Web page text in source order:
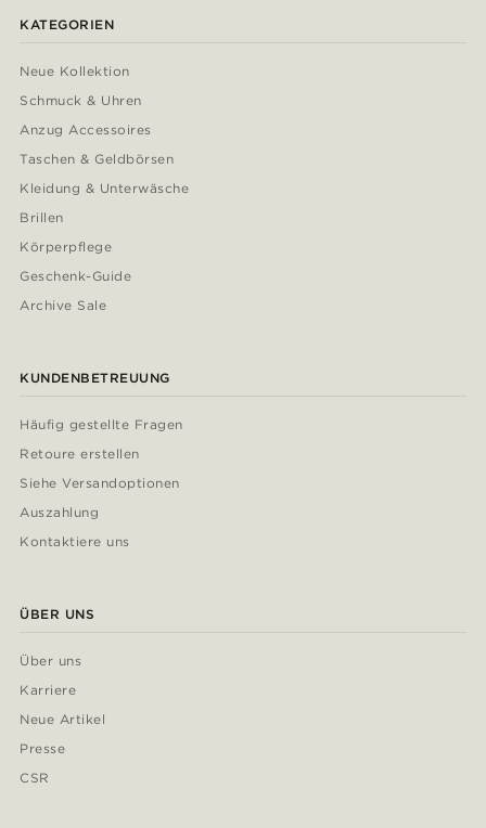
KATEGORIEN
Neue Kollektion
Schmuck & Uhren
Anzug Accessoires
Taschen & Geldbörsen
Kleidung & Unterwäsche
Brillen
Körperpflege
Geschenk-Guide
Archive Sale
KUNDENBETREUUNG
Häufig gestellte Fragen
Retoure erstellen
Siehe Versandoptionen
Auszahlung
Kontaktiere uns
ÜBER UNS
Über uns
Karriere
Neue Artikel
Presse
CSR